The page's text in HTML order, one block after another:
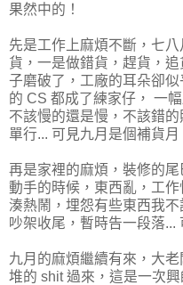
果然中的！
先是工作上麻煩不斷，七
貨，一是做錯貨，趕貨，
子磨破了，工廠的耳朵卻
的 CS 都成了練家仔， 一
不該慢的還是慢，不該錯的
單行... 可見九月是個補貨月
再是家裡的麻煩，裝修的
動手的時候，東西亂，工
湊熱鬧，埋怨有些東西我
吵架收尾，暫時告一段落...
九月的麻煩繼續有來，大
堆的 shit 過來，這是一次